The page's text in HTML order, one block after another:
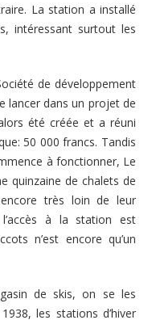
La station a installé
intéressant surtout les
de développement
lancer dans un projet de
été créée et a réuni
50 000 francs. Tandis
à fonctionner, Le
quinzaine de chalets de
très loin de leur
à la station est
n’est encore qu’un
de skis, on se les
les stations d’hiver